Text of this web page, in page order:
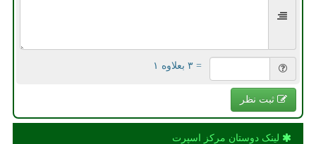
= ۳ بعلاوه ۱
ثبت نظر
لینک دوستان مركز اسپرت